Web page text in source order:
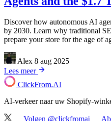
Discover how autonomous AI
by 2030. Learn why traditional
prepare your store for the age of
Alex 8 aug 2025
Lees meer
ClickFrom.AI
AI-verkeer naar uw Shopify-
Volgen @clickfromai